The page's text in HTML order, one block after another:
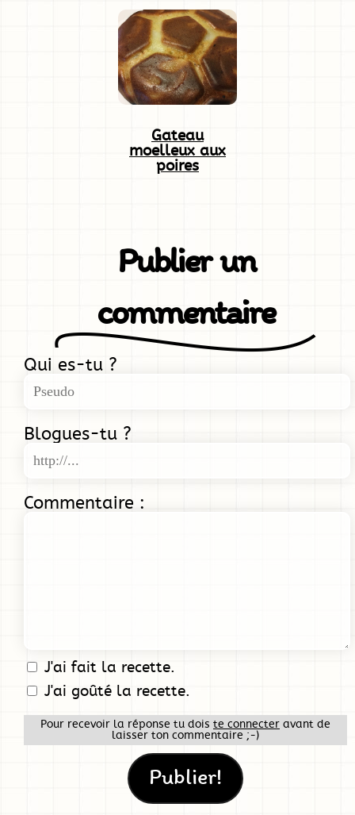
Gateau
moelleux aux
poires
Publier un
commentaire
Qui es-tu ?
Blogues-tu ?
Commentaire :
J'ai fait la recette.
J'ai goûté la recette.
Pour recevoir la réponse tu dois te connecter avant de
laisser ton commentaire ;-)